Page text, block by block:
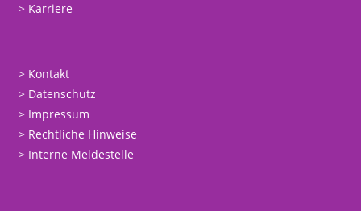
Karriere
Kontakt
Datenschutz
Impressum
Rechtliche Hinweise
Interne Meldestelle